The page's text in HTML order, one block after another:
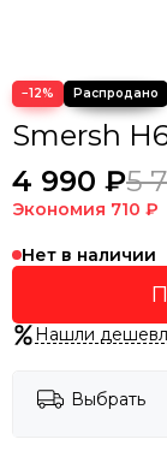
−12%
Smersh
4 990 ₽5
Экономия 710 ₽
Нет в наличии
Нашли
Выбрать